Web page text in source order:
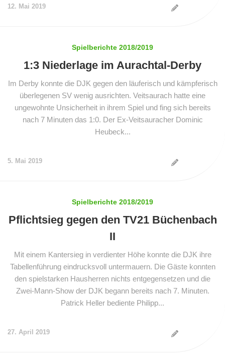
12. Mai 2019
Spielberichte 2018/2019
1:3 Niederlage im Aurachtal-Derby
Im Derby konnte die DJK gegen den läuferisch und kämpferisch
überlegenen SV wenig ausrichten. Veitsaurach hatte eine
ungewohnte Unsicherheit in ihrem Spiel und fing sich bereits
nach 7 Minuten das 1:0. Der Ex-Veitsauracher Dominic
Heubeck...
5. Mai 2019
Spielberichte 2018/2019
Pflichtsieg gegen den TV21 Büchenbach
II
Mit einem Kantersieg in verdienter Höhe konnte die DJK ihre
Tabellenführung eindrucksvoll untermauern. Die Gäste konnten
den spielstarken Hausherren nichts entgegensetzen und die
Zwei-Mann-Show der DJK begann bereits nach 7. Minuten.
Patrick Heller bediente Philipp...
27. April 2019